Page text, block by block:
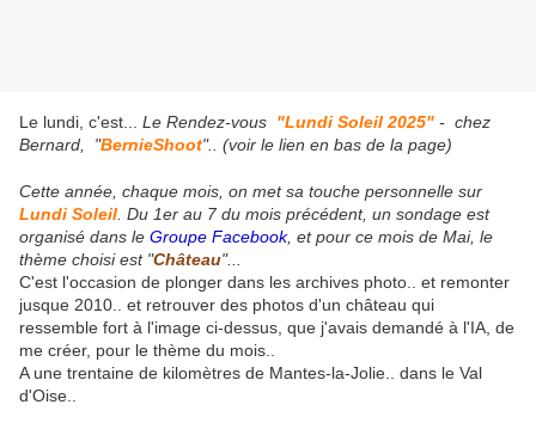
Le lundi, c'est... Le Rendez-vous "Lundi Soleil 2025" - chez
Bernard, "BernieShoot".. (voir le lien en bas de la page)
Cette année, chaque mois, on met sa touche personnelle sur
Lundi Soleil . Du 1er au 7 du mois précédent, un sondage est
organisé dans le Groupe Facebook, et pour ce mois de Mai, le
thème choisi est "Château"...
C'est l'occasion de plonger dans les archives photo.. et remonter
jusque 2010.. et retrouver des photos d'un château qui
ressemble fort à l'image ci-dessus, que j'avais demandé à l'IA, de
me créer, pour le thème du mois..
A une trentaine de kilomètres de Mantes-la-Jolie.. dans le Val
d'Oise..